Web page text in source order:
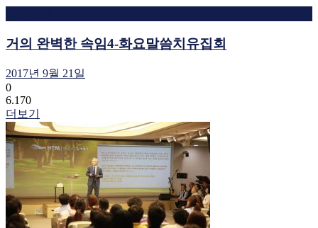
거의 완벽한 속임4-화요말씀치유집회
2017년 9월 21일
0
6.170
더보기